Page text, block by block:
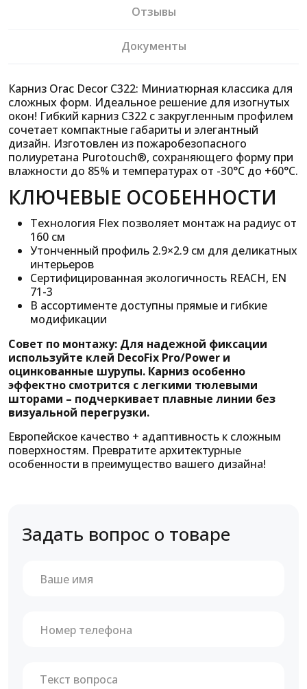
Отзывы
Документы
Карниз Orac Decor C322: Миниатюрная классика для
сложных форм. Идеальное решение для изогнутых
окон! Гибкий карниз C322 с закругленным профилем
сочетает компактные габариты и элегантный
дизайн. Изготовлен из пожаробезопасного
полиуретана Purotouch®, сохраняющего форму при
влажности до 85% и температурах от -30°C до +60°C.
КЛЮЧЕВЫЕ ОСОБЕННОСТИ
Технология Flex позволяет монтаж на радиус от
160 см
Утонченный профиль 2.9×2.9 см для деликатных
интерьеров
Сертифицированная экологичность REACH, EN
71-3
В ассортименте доступны прямые и гибкие
модификации
Совет по монтажу: Для надежной фиксации
используйте клей DecoFix Pro/Power и
оцинкованные шурупы. Карниз особенно
эффектно смотрится с легкими тюлевыми
шторами – подчеркивает плавные линии без
визуальной перегрузки.
Европейское качество + адаптивность к сложным
поверхностям. Превратите архитектурные
особенности в преимущество вашего дизайна!
Задать вопрос о товаре